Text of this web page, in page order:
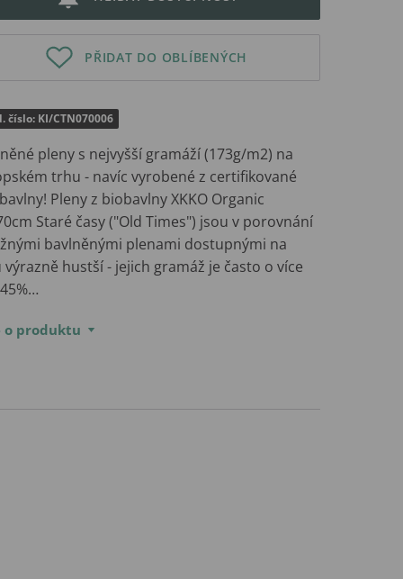
PŘIDAT DO OBLÍBENÝCH
číslo: KI/CTN070006
pleny s nejvyšší gramáží (173g/m2) na
trhu - navíc vyrobené z certifikované
Pleny z biobavlny XKKO Organic
Staré časy ("Old Times") jsou v porovnání
bavlněnými plenami dostupnými na
hustší - jejich gramáž je často o více
o produktu